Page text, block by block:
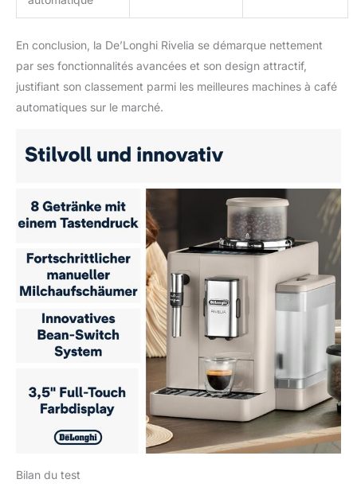
En conclusion, la De’Longhi Rivelia se démarque nettement
par ses fonctionnalités avancées et son design attractif,
justifiant son classement parmi les meilleures machines à café
automatiques sur le marché.
Bilan du test